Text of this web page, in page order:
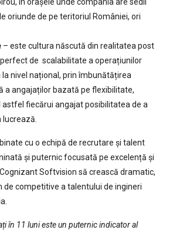
oriunde de pe teritoriul României, ori
– este cultura născută din realitatea post
de scalabilitate a operațiunilor
nivel național, prin îmbunătățirea
a angajaților bazată pe flexibilitate,
fiecărui angajat posibilitatea de a
cu o echipă de recrutare și talent
și puternic focusată pe excelență și
Softvision să crească dramatic,
de competitive a talentului de ingineri
în 11 luni este un puternic indicator al